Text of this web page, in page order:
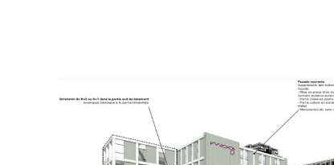
pour l’immobilier hôtelier, TERAO mets à